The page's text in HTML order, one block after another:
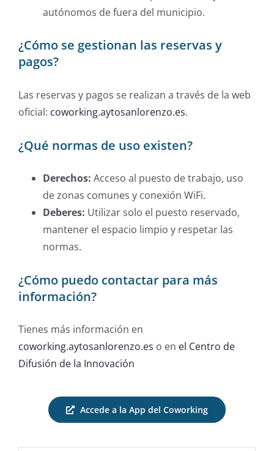
autónomos de fuera del municipio.
¿Cómo se gestionan las reservas y
pagos?
Las reservas y pagos se realizan a través de la web
oficial: coworking.aytosanlorenzo.es.
¿Qué normas de uso existen?
Derechos: Acceso al puesto de trabajo, uso
de zonas comunes y conexión WiFi.
Deberes: Utilizar solo el puesto reservado,
mantener el espacio limpio y respetar las
normas.
¿Cómo puedo contactar para más
información?
Tienes más información en
coworking.aytosanlorenzo.es o en el Centro de
Difusión de la Innovación
Accede a la App del Coworking